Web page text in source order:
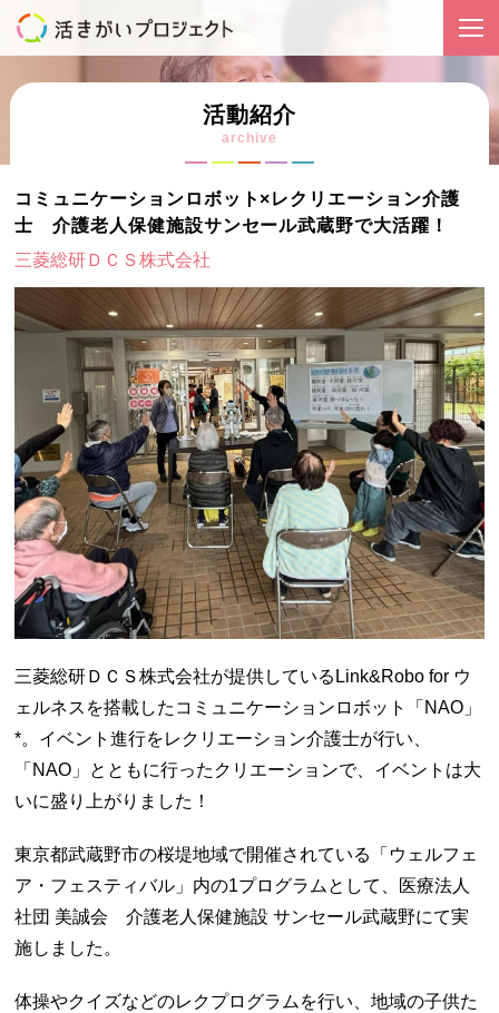
活動紹介
archive
コミュニケーションロボット×レクリエーション介護
士 介護老人保健施設サンセール武蔵野で大活躍！
三菱総研ＤＣＳ株式会社
三菱総研ＤＣＳ株式会社が提供している Link&Robo for ウ
ェルネスを搭載したコミュニケーションロボット「NAO」
*。イベント進行をレクリエーション介護士が行い、
「NAO」とともに行ったクリエーションで、イベントは大
いに盛り上がりました！
東京都武蔵野市の桜堤地域で開催されている「ウェルフェ
ア・フェスティバル」内の1プログラムとして、医療法人
社団 美誠会 介護老人保健施設 サンセール武蔵野にて実
施しました。
体操やクイズなどのレクプログラムを行い、地域の子供た